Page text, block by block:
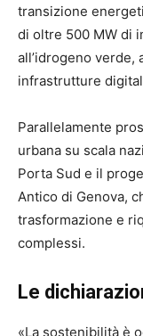
transizione
di oltre 500 MW di
all’idrogeno verde,
infrastrutture
Parallelamente
urbana su scala
Porta Sud e il
Antico di Genova,
trasformazione e
complessi.
Le
«La sostenibilità è